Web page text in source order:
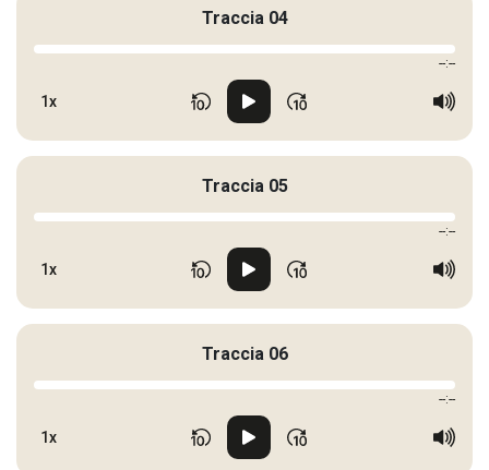
Traccia 04
--:--
1x
Traccia 05
--:--
1x
Traccia 06
--:--
1x